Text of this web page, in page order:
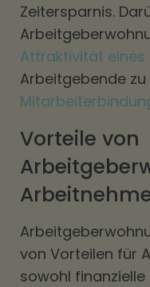
Zeitersparnis.
Attraktivität eines
Arbeitgebende
Vorteile von
von Vorteilen für
sowohl